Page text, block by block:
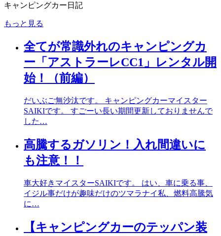
キャンピングカー日記
もっと見る
全てが常識外れのキャンピングカ
ー「アストラーレCC1」レンタル開
始！（前編）
だいぶご無沙汰です。 キャンピングカーマイスター
SAIKIです。 すごーい長い期間更新しておりませんで
した…
高騰するガソリン！入れ間違いに
も注意！！
車大好きマイスターSAIKIです。 はい、車に乗る事、
イジル事だけが趣味だけのツマラナイ私、燃料高騰気
に…
【キャンピングカーのテッパン装